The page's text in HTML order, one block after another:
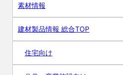
素材情報
建材製品情報 総合TOP
住宅向け